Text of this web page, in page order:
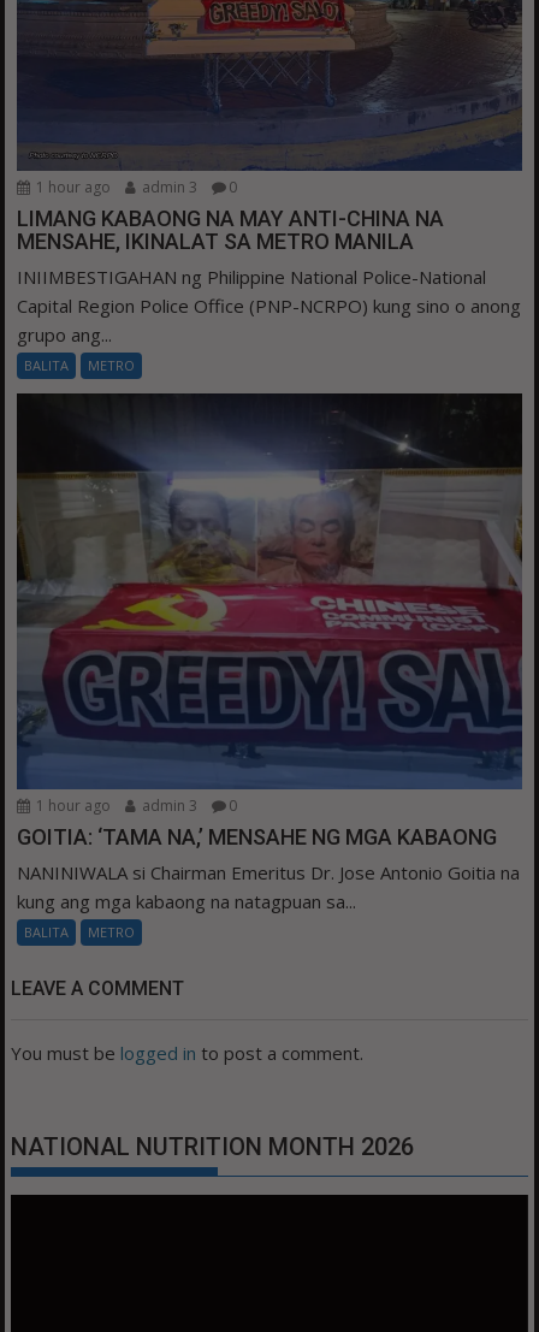
1 hour ago admin 3 0
LIMANG KABAONG NA MAY ANTI-CHINA NA
MENSAHE, IKINALAT SA METRO MANILA
INIIMBESTIGAHAN ng Philippine National Police-National
Capital Region Police Office (PNP-NCRPO) kung sino o anong
grupo ang...
BALITA METRO
1 hour ago admin 3 0
GOITIA: ‘TAMA NA,’ MENSAHE NG MGA KABAONG
NANINIWALA si Chairman Emeritus Dr. Jose Antonio Goitia na
kung ang mga kabaong na natagpuan sa...
BALITA METRO
LEAVE A COMMENT
You must be logged in to post a comment.
NATIONAL NUTRITION MONTH 2026